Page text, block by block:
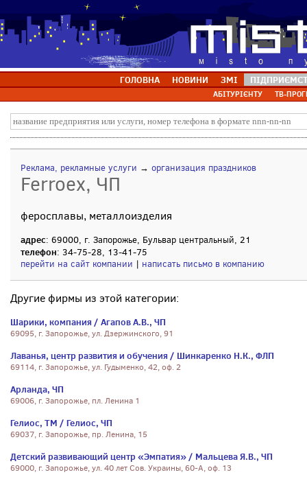
ГОЛОВНА НОВИНИ ЗМІ
АБІТУРІЄНТУ ТВ-
Реклама, рекламные услуги → организация праздников
Ferroex, ЧП
феросплавы, металлоизделия
адрес: 69000, г. Запорожье, Бульвар центральный, 21
телефон: 34-75-28, 13-41-75
перейти на сайт компании | написать письмо в компанию
Другие фирмы из этой категории:
Шарики, компания / Агапов А.В., ЧП
69095, г. Запорожье, ул. Дзержинского, 91
Лаванья, центр развития и обучения / Шинкаренко Н.К., ФЛП
69114, г. Запорожье, ул. Гудыменко, 42, оф. 2
Арланда, ЧП
69006, г. Запорожье, пл. Ленина 1
Гелиос, ТМ / Гелиос, ЧП
69037, г. Запорожье, пр. Ленина, 15
Детский развивающий центр «Эмпатия» / Мальцева Я.В., ЧП
69000, г. Запорожье, ул. 40 лет Сов. Украины, 60-А, оф. 13